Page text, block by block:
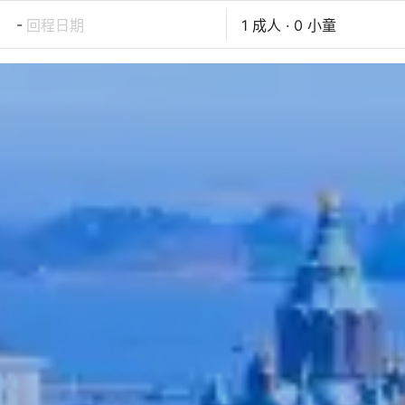
- 回程日期 1 成人 · 0 小童